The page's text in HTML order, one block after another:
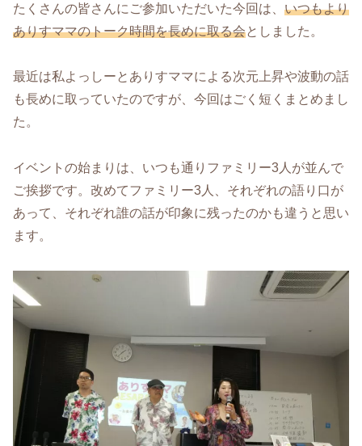
たくさんの皆さんにご参加いただいた今回は、 いつもより
ありすママのトーク時間を長めに取る会としました。
最近は私よっしーとありすママによる次元上昇や波動の話
も長めに取っていたのですが、今回はごく短くまとめまし
た。
イベントの始まりは、いつも通りファミリー3人が並んで
ご挨拶です。改めてファミリー3人、それぞれの語り口が
あって、それぞれ誰の話が印象に残ったのかも違うと思い
ます。